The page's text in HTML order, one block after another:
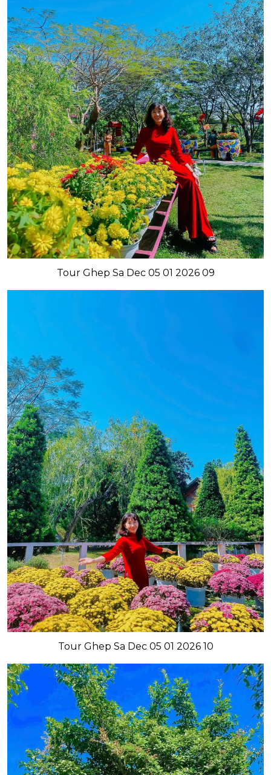
Tour Ghep Sa Dec 05 01 2026 09
Tour Ghep Sa Dec 05 01 2026 10